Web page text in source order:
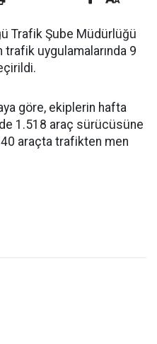
Trafik Şube Müdürlüğü
trafik uygulamalarında 9
göre, ekiplerin hafta
1.518 araç sürücüsüne
40 araçta trafikten men